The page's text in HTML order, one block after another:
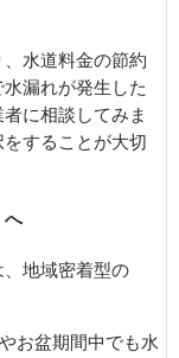
水道料金の節約
漏れが発生した
に相談してみま
することが大切
へ
地域密着型の
お盆期間中でも水